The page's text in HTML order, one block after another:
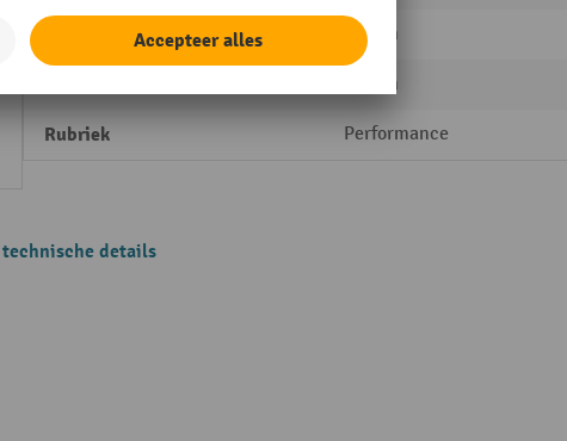
Profiel breedte 40 mm
40 mm
Rubriek Performance
technische details